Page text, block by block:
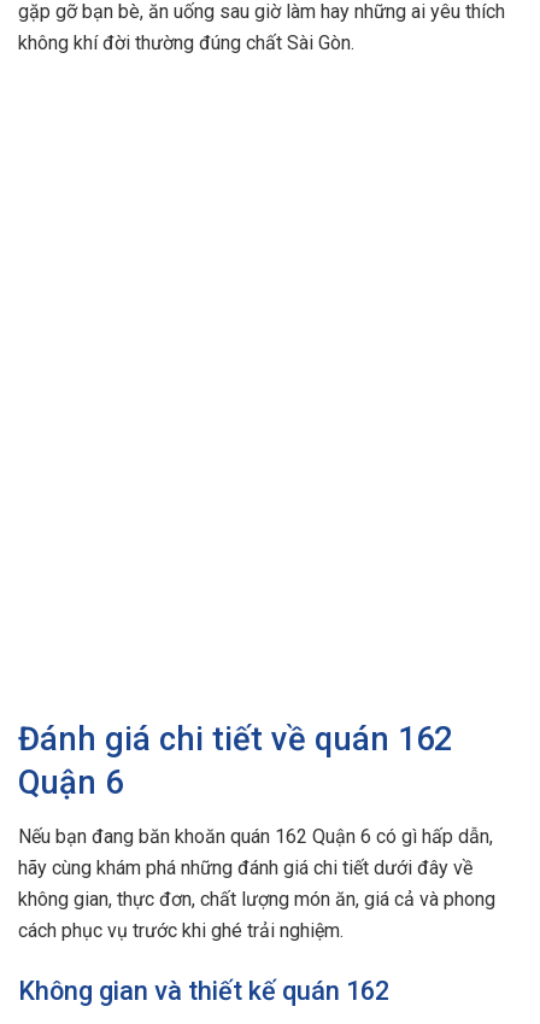
gặp gỡ bạn bè, ăn uống sau giờ làm hay những ai yêu thích
không khí đời thường đúng chất Sài Gòn.
Đánh giá chi tiết về quán 162
Quận 6
Nếu bạn đang băn khoăn quán 162 Quận 6 có gì hấp dẫn,
hãy cùng khám phá những đánh giá chi tiết dưới đây về
không gian, thực đơn, chất lượng món ăn, giá cả và phong
cách phục vụ trước khi ghé trải nghiệm.
Không gian và thiết kế quán 162